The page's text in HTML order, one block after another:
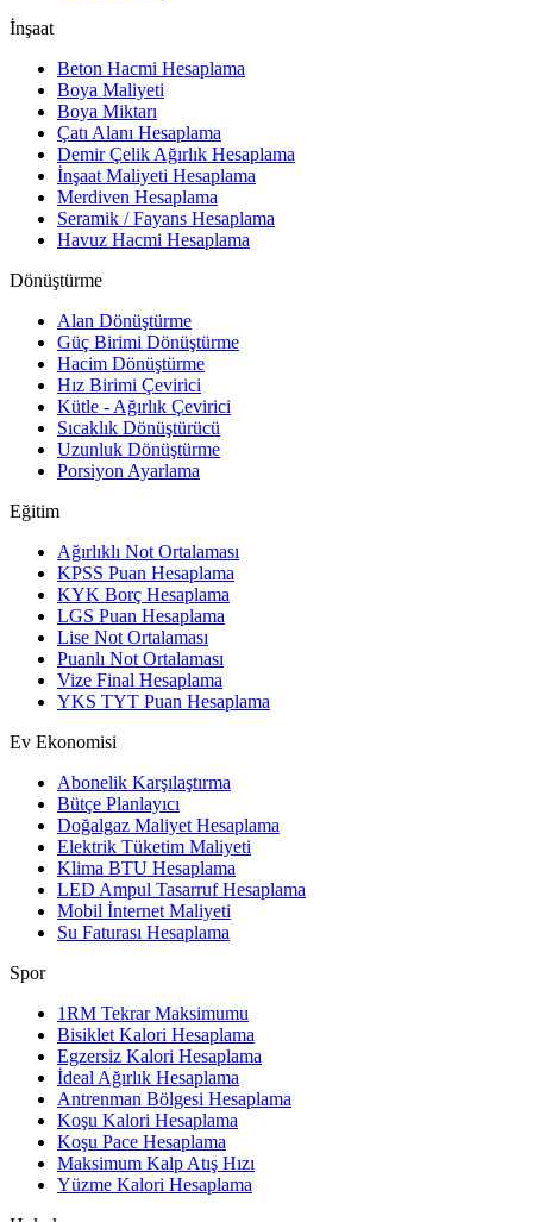
İnşaat
Beton Hacmi Hesaplama
Boya Maliyeti
Boya Miktarı
Çatı Alanı Hesaplama
Demir Çelik Ağırlık Hesaplama
İnşaat Maliyeti Hesaplama
Merdiven Hesaplama
Seramik / Fayans Hesaplama
Havuz Hacmi Hesaplama
Dönüştürme
Alan Dönüştürme
Güç Birimi Dönüştürme
Hacim Dönüştürme
Hız Birimi Çevirici
Kütle - Ağırlık Çevirici
Sıcaklık Dönüştürücü
Uzunluk Dönüştürme
Porsiyon Ayarlama
Eğitim
Ağırlıklı Not Ortalaması
KPSS Puan Hesaplama
KYK Borç Hesaplama
LGS Puan Hesaplama
Lise Not Ortalaması
Puanlı Not Ortalaması
Vize Final Hesaplama
YKS TYT Puan Hesaplama
Ev Ekonomisi
Abonelik Karşılaştırma
Bütçe Planlayıcı
Doğalgaz Maliyet Hesaplama
Elektrik Tüketim Maliyeti
Klima BTU Hesaplama
LED Ampul Tasarruf Hesaplama
Mobil İnternet Maliyeti
Su Faturası Hesaplama
Spor
1RM Tekrar Maksimumu
Bisiklet Kalori Hesaplama
Egzersiz Kalori Hesaplama
İdeal Ağırlık Hesaplama
Antrenman Bölgesi Hesaplama
Koşu Kalori Hesaplama
Koşu Pace Hesaplama
Maksimum Kalp Atış Hızı
Yüzme Kalori Hesaplama